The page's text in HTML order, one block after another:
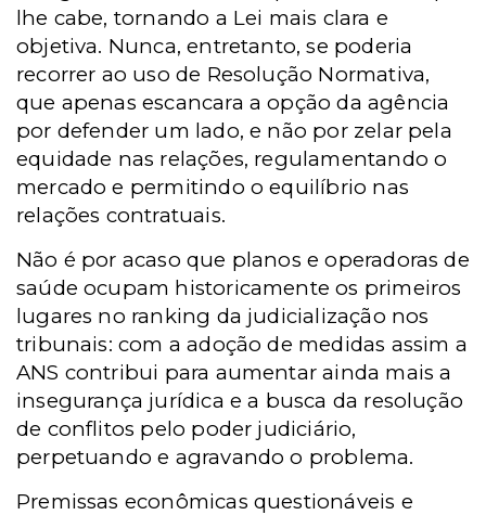
lhe cabe, tornando a Lei mais clara e
objetiva. Nunca, entretanto, se poderia
recorrer ao uso de Resolução Normativa,
que apenas escancara a opção da agência
por defender um lado, e não por zelar pela
equidade nas relações, regulamentando o
mercado e permitindo o equilíbrio nas
relações contratuais.
Não é por acaso que planos e operadoras de
saúde ocupam historicamente os primeiros
lugares no ranking da judicialização nos
tribunais: com a adoção de medidas assim a
ANS contribui para aumentar ainda mais a
insegurança jurídica e a busca da resolução
de conflitos pelo poder judiciário,
perpetuando e agravando o problema.
Premissas econômicas questionáveis e